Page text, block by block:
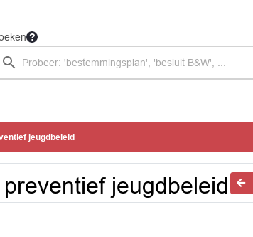
jeugdbeleid
jeugdbeleid